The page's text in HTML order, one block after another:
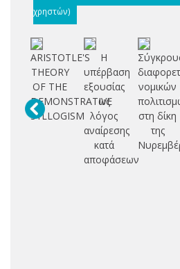
χρηστών)
ARISTOTLE'S
THEORY
OF THE
DEMONSTRATIVE
SYLLOGISM
Η
υπέρβαση
εξουσίας
ως
λόγος
αναίρεσης
κατά
αποφάσεων
νομικών
στη δίκη
της